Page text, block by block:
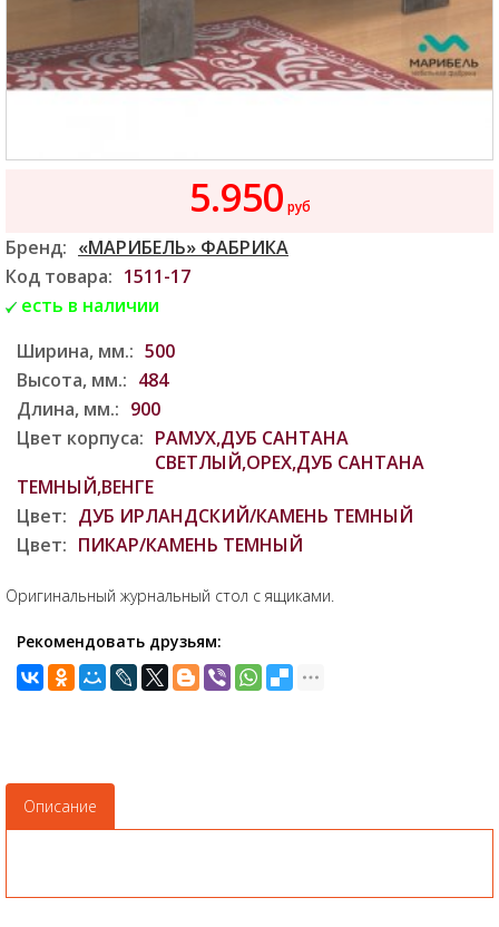
5.950 руб
Бренд: «МАРИБЕЛЬ» ФАБРИКА
Код товара: 1511-17
есть в наличии
Ширина, мм.: 500
Высота, мм.: 484
Длина, мм.: 900
Цвет корпуса: РАМУХ,ДУБ САНТАНА
СВЕТЛЫЙ,ОРЕХ,ДУБ САНТАНА
ТЕМНЫЙ,ВЕНГЕ
Цвет: ДУБ ИРЛАНДСКИЙ/КАМЕНЬ ТЕМНЫЙ
Цвет: ПИКАР/КАМЕНЬ ТЕМНЫЙ
Оригинальный журнальный стол с ящиками.
Рекомендовать друзьям:
Описание